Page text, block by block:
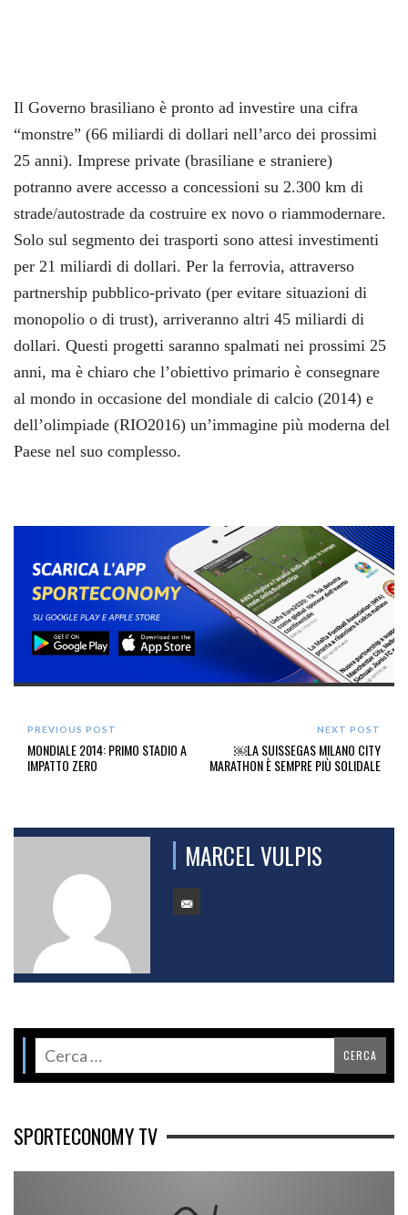
Il Governo brasiliano è pronto ad investire una cifra
“monstre” (66 miliardi di dollari nell’arco dei prossimi
25 anni). Imprese private (brasiliane e straniere)
potranno avere accesso a concessioni su 2.300 km di
strade/autostrade da costruire ex novo o riammodernare.
Solo sul segmento dei trasporti sono attesi investimenti
per 21 miliardi di dollari. Per la ferrovia, attraverso
partnership pubblico-privato (per evitare situazioni di
monopolio o di trust), arriveranno altri 45 miliardi di
dollari. Questi progetti saranno spalmati nei prossimi 25
anni, ma è chiaro che l’obiettivo primario è consegnare
al mondo in occasione del mondiale di calcio (2014) e
dell’olimpiade (RIO2016) un’immagine più moderna del
Paese nel suo complesso.
PREVIOUS POST
MONDIALE 2014: PRIMO STADIO A
IMPATTO ZERO
NEXT POST
￼LA SUISSEGAS MILANO CITY
MARATHON È SEMPRE PIÙ SOLIDALE
MARCEL VULPIS
SPORTECONOMY TV